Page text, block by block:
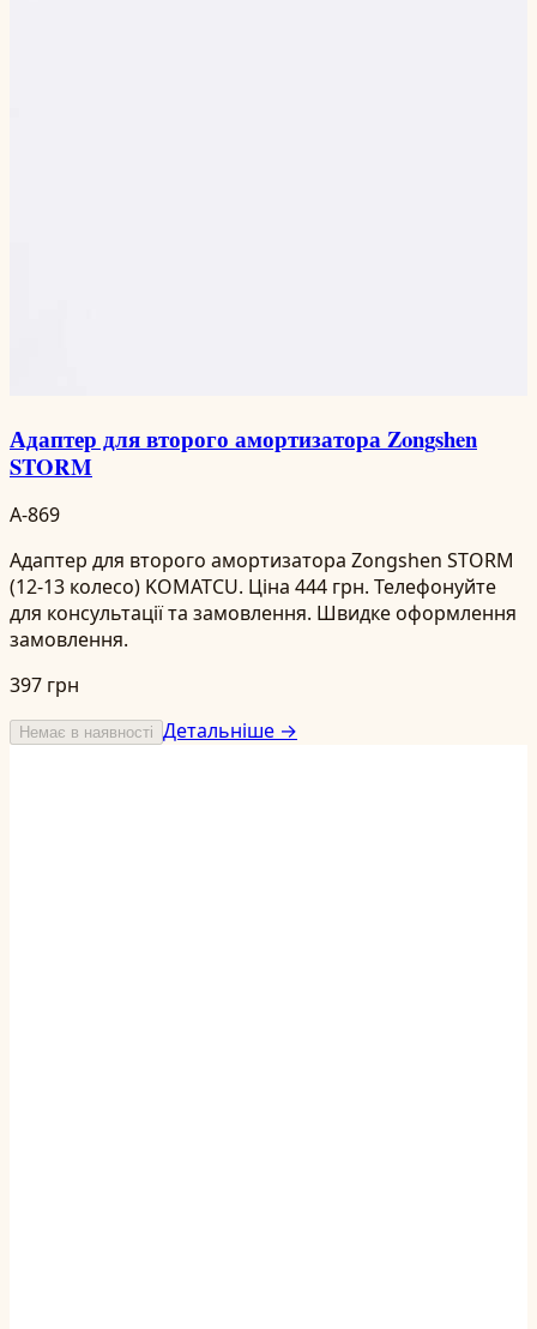
Адаптер для второго амортизатора Zongshen
STORM
A-869
Адаптер для второго амортизатора Zongshen STORM
(12-13 колесо) KOMATCU. Ціна 444 грн. Телефонуйте
для консультації та замовлення. Швидке оформлення
замовлення.
397 грн
Немає в наявності Детальніше →